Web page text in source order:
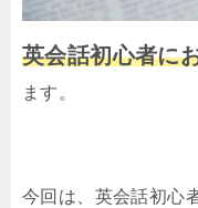
英会話初心者に
ます。
今回は、英会話初心